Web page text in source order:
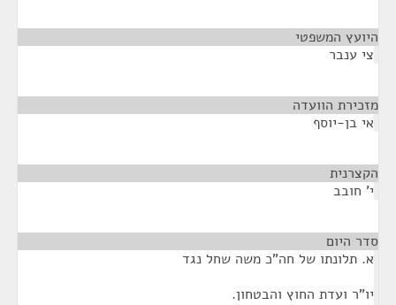
היועץ המשפטי
צי ענבר
מזכירת הוועדה
אי בן-יוסף
הקצרנית
י' חובב
סדר היום
א. תלונתו של חה"כ משה שחל נגד
יו"ר ועדת החוץ והבטחון.